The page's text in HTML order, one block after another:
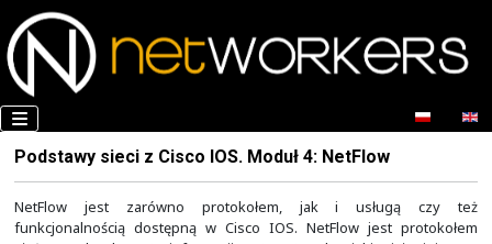
Podstawy sieci z Cisco IOS. Moduł 4: NetFlow